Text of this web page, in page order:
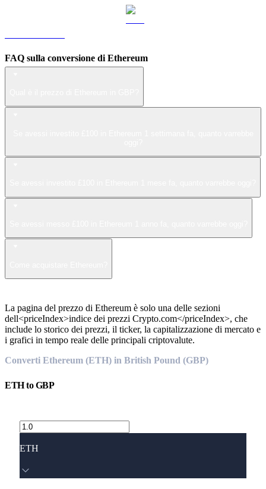
FAQ sulla conversione di Ethereum
La pagina del prezzo di Ethereum è solo una delle sezioni
dell<priceIndex>indice dei prezzi Crypto.com</priceIndex>, che
include lo storico dei prezzi, il ticker, la capitalizzazione di mercato e
i grafici in tempo reale delle principali criptovalute.
Converti Ethereum (ETH) in British Pound (GBP)
ETHtoGBP
ETH